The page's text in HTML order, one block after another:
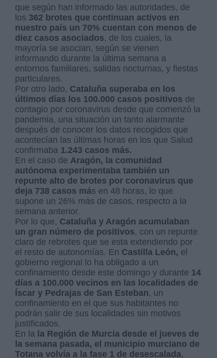
que según han informado las autoridades, de
los 362 brotes que continuan activos en
nuestro país un 70% cuentan con menos de
diez casos asociados, de los cuales, la
mayoría se asocian, según se vienen
informando durante la última semana a
entornos familiares, salidas nocturnas, y fiestas
particulares.
Por otro lado, Cataluña superaba en los
últimos días los 100.000 casos positivos de
contagio por coronavirus desde que comenzó la
pandemia, una situación un tanto alarmante
después de conocer los datos recogidos que
acontecían las últimas horas en los que Salud
confirmaba 1.243 casos más.
En el caso de Aragón, la comunidad
autónoma experimentaba también un
repunte alto de brotes por coronavirus que
deja 738 casos más en 48 horas, lo que
supone un 26% más de casos, respecto a la
semana anterior.
Por lo que, Cataluña y Aragón acumulaban
un gran número de positivos, con un repunte
claro de rebrotes que se esta extendiendo por
el resto de autonomías. En Castilla León, el
gobierno regional lo ha obligado a un
confinamiento desde este domingo y durante 14
días a 100.000 vecinos en las localidades de
Íscar y Pedrajas de San Esteban, un
confinamiento en el que sus habitantes no
podrán salir de sus localidades sin motivos
justificados.
En la la Región de Murcia desde el jueves de
la semana pasada, el municipio murciano de
Totana volvía a la fase 1 de desescalada,